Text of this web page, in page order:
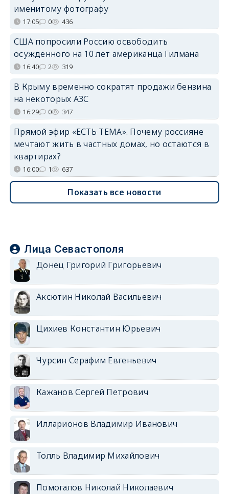
именитому фотографу
17:05 0 436
США попросили Россию освободить
осуждённого на 10 лет американца Гилмана
16:40 2 319
В Крыму временно сократят продажи бензина
на некоторых АЗС
16:29 0 347
Прямой эфир «ЕСТЬ ТЕМА». Почему россияне
мечтают жить в частных домах, но остаются в
квартирах?
16:00 1 637
Показать все новости
Лица Севастополя
Донец Григорий Григорьевич
Аксютин Николай Васильевич
Цихиев Константин Юрьевич
Чурсин Серафим Евгеньевич
Кажанов Сергей Петрович
Илларионов Владимир Иванович
Толль Владимир Михайлович
Помогалов Николай Николаевич